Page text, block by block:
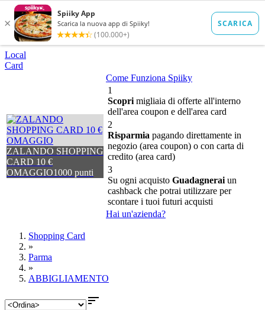
Local
Card
ZALANDO SHOPPING
CARD 10 €
OMAGGIO1000 punti
Come Funziona Spiiky
1
Scopri migliaia di offerte all'interno
dell'area coupon e dell'area card
2
Risparmia pagando direttamente in
negozio (area coupon) o con carta di
credito (area card)
3
Su ogni acquisto Guadagnerai un
cashback che potrai utilizzare per
scontare i tuoi futuri acquisti
Hai un'azienda?
Shopping Card
»
Parma
»
ABBIGLIAMENTO
